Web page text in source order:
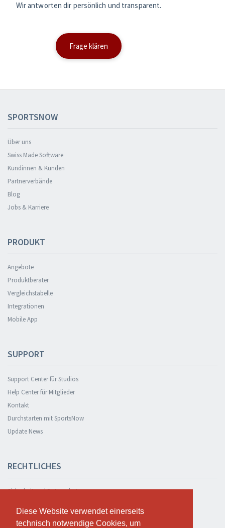
Diese Website verwendet einerseits
technisch notwendige Cookies, um
Diese Website verwendet einerseits
technisch notwendige Cookies, um
Wir antworten dir persönlich und transparent.
Frage klären
SPORTSNOW
Über uns
Swiss Made Software
Kundinnen & Kunden
Partnerverbände
Blog
Jobs & Karriere
PRODUKT
Angebote
Produktberater
Vergleichstabelle
Integrationen
Mobile App
SUPPORT
Support Center für Studios
Help Center für Mitglieder
Kontakt
Durchstarten mit SportsNow
Update News
RECHTLICHES
Sicherheit und Datenschutz